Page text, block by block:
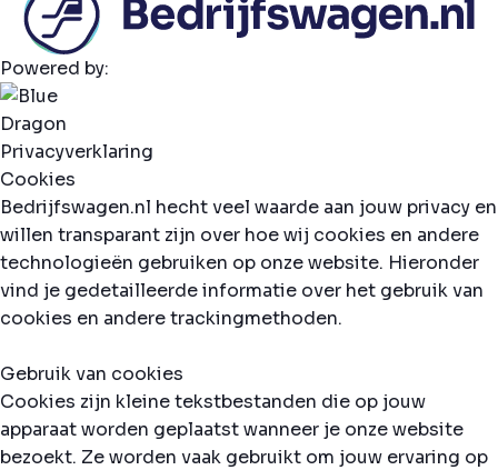
Powered by:
Privacyverklaring
Cookies
Bedrijfswagen.nl hecht veel waarde aan jouw privacy en
willen transparant zijn over hoe wij cookies en andere
technologieën gebruiken op onze website. Hieronder
vind je gedetailleerde informatie over het gebruik van
cookies en andere trackingmethoden.
Gebruik van cookies
Cookies zijn kleine tekstbestanden die op jouw
apparaat worden geplaatst wanneer je onze website
bezoekt. Ze worden vaak gebruikt om jouw ervaring op